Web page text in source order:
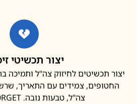
יצור תכשיטי זיכרון
תכשיטים לחיזוק צה"ל ותמיכה בהשבת
צמידים עם התאריך, שרשראות
צה"ל, טבעות נובה. NEVER FORGET